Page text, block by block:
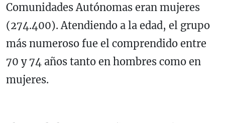
Comunidades Autónomas eran mujeres
(274.400). Atendiendo a la edad, el grupo
más numeroso fue el comprendido entre
70 y 74 años tanto en hombres como en
mujeres.